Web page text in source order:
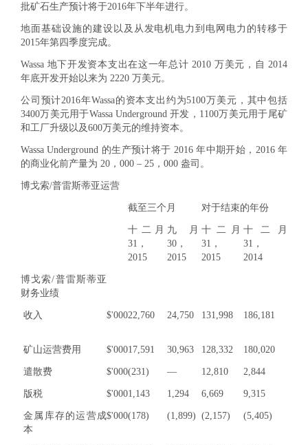
批矿石生产预计将于2016年下半年进行。
地面基础设施的建设以及从发电机电力到电网电力的转移于
2015年第四季度完成。
Wassa 地下开发资本支出在这一年总计 2010 万美元，自 2014
年底开发开始以来为 2220 万美元。
公司预计2016年Wassa的资本支出约为5100万美元，其中包括
3400万美元用于Wassa Underground 开发，1100万美元用于尾矿
和工厂升级以及600万美元的维持资本。
Wassa Underground 的生产预计将于 2016 年中期开始，2016 年
的商业化前产量为 20，000 – 25，000 盎司。
博戈索/普雷斯蒂亚运营
截至三个月 对于结束的年份
十二月
31，
2015
九月
30，
2015
十二月
31，
2015
十二月
31，
2014
博戈索/普雷斯蒂亚
财务业绩
收入 $'00022,760 24,750 131,998 186,181
矿山运营费用 $'00017,591 30,963 128,332 180,020
遣散费 $'000(231) — 12,810 2,844
版税 $'0001,143 1,294 6,669 9,315
金属库存的运营成
本
$'000(178) (1,899) (2,157) (5,405)